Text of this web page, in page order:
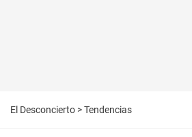
El Desconcierto >Tendencias